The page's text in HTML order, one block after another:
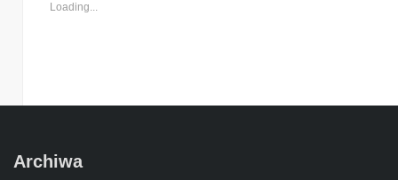
Loading...
Archiwa